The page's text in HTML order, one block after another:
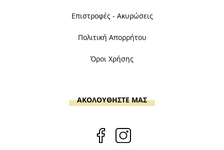
Επιστροφές - Ακυρώσεις
Πολιτική Απορρήτου
Όροι Χρήσης
ΑΚΟΛΟΥΘΗΣΤΕ ΜΑΣ